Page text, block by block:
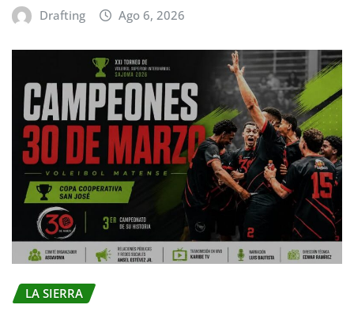
Drafting Ago 6, 2026
LA SIERRA